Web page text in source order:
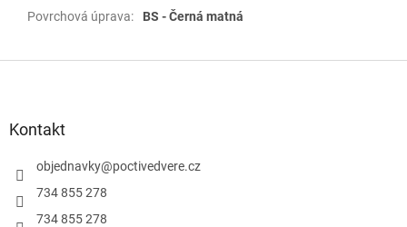
Povrchová úprava: BS - Černá matná
Kontakt
objednavky@poctivedvere.cz
734 855 278
734 855 278